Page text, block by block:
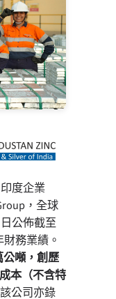
度企業
，全球
公佈截至
務業績。
噸，創歷
本（不含特
公司亦錄